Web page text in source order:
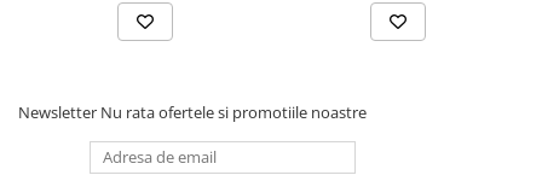
Newsletter Nu rata ofertele si promotiile noastre